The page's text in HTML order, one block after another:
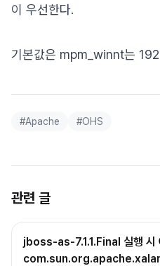
이 우선한다.
기본값은 mpm_winnt는
#Apache #OHS
관련 글
jboss-as-7.1.1.Final 실행